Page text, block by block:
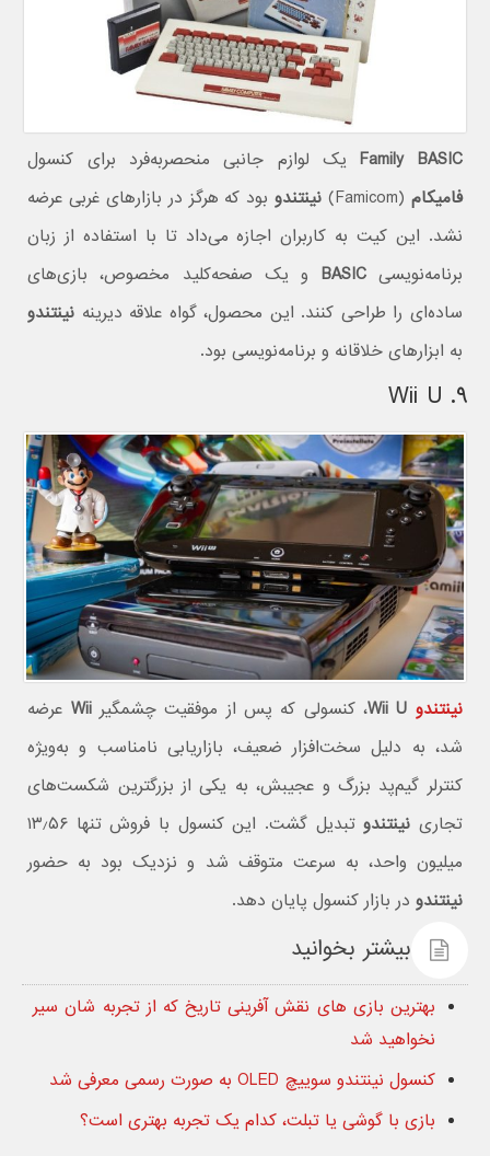
Family BASICیک لوازم جانبی منحصربه‌فرد برای کنسول
فامیکام (Famicom) نینتندوبود که هرگز در بازارهای غربی عرضه
نشد. این کیت به کاربران اجازه می‌داد تا با استفاده از زبان
برنامه‌نویسیBASIC و یک صفحه‌کلید مخصوص، بازی‌های
ساده‌ای را طراحی کنند. این محصول، گواه علاقه دیرینه نینتندو
به ابزارهای خلاقانه و برنامه‌نویسی بود.
۹. Wii U
نینتندو ، کنسولی که پس از موفقیت چشمگیرWii عرضه
شد، به دلیل سخت‌افزار ضعیف، بازاریابی نامناسب و به‌ویژه
کنترلر گیم‌پد بزرگ و عجیبش، به یکی از بزرگترین شکست‌های
تجاری نینتندو
تبدیل گشت. این کنسول با فروش تنها ۱۳٫۵۶
میلیون واحد، به سرعت متوقف شد و نزدیک بود به حضور
نینتندو در بازار کنسول پایان دهد.
بیشتر بخوانید
بهترین بازی های نقش آفرینی تاریخ که از تجربه شان سیر
نخواهید شد
کنسول نینتندو سوییچ OLED به صورت رسمی معرفی شد
بازی با گوشی یا تبلت، کدام یک تجربه بهتری است؟